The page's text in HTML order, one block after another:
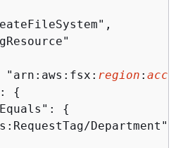
"arn:aws:fsx:
region :
{
{
Department":